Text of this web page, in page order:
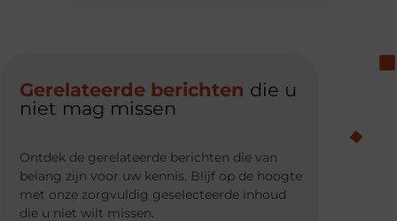
Gerelateerde berichten die u
niet mag missen
Ontdek de gerelateerde berichten die van
belang zijn voor uw kennis. Blijf op de hoogte
met onze zorgvuldig geselecteerde inhoud
die u niet wilt missen.